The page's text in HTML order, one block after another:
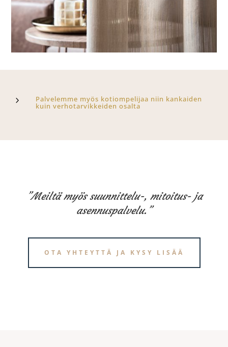
5 Palvelemme myös kotiompelijaa niin kankaiden
kuin verhotarvikkeiden osalta
”Meiltä myös suunnittelu-, mitoitus- ja
asennuspalvelu.”
OTA YHTEYTTÄ JA KYSY LISÄÄ